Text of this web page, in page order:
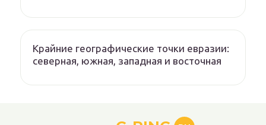
Крайние географические точки евразии:
северная, южная, западная и восточная